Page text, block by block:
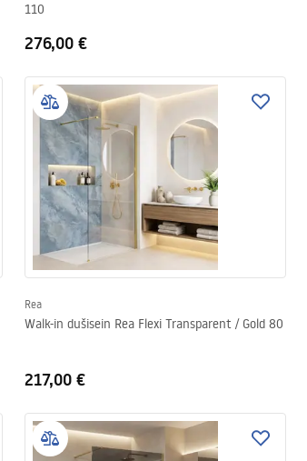
110
276,00 €
Rea
Walk-in dušisein Rea Flexi Transparent / Gold 80
217,00 €